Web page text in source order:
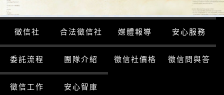
徵信社 合法徵信社 媒體報導 安心服務
委託流程 團隊介紹 徵信社價格 徵信問與答
徵信工作 安心智庫